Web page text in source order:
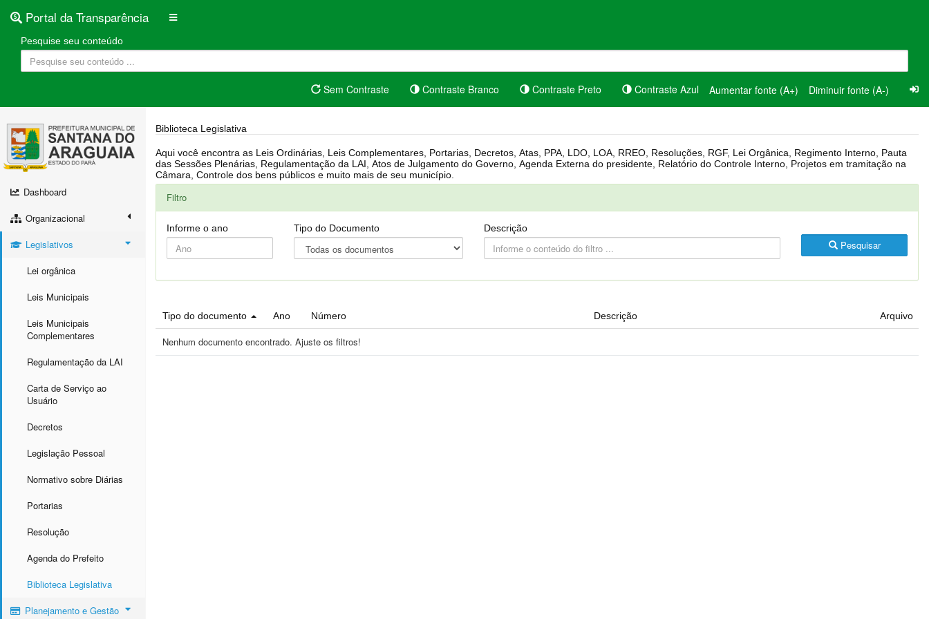
Portal da Transparência
Pesquise seu conteúdo
Sem Contraste Contraste Branco Contraste Preto Contraste Azul Aumentar fonte (A+) Diminuir fonte (A-)
Dashboard
Organizacional
Legislativos
Lei orgânica
Leis Municipais
Leis Municipais
Complementares
Regulamentação da LAI
Carta de Serviço ao
Usuário
Decretos
Legislação Pessoal
Normativo sobre Diárias
Portarias
Resolução
Agenda do Prefeito
Biblioteca Legislativa
Planejamento e Gestão
Biblioteca Legislativa
Aqui você encontra as Leis Ordinárias, Leis Complementares, Portarias, Decretos, Atas, PPA, LDO, LOA, RREO, Resoluções, RGF, Lei Orgânica, Regimento Interno, Pauta
das Sessões Plenárias, Regulamentação da LAI, Atos de Julgamento do Governo, Agenda Externa do presidente, Relatório do Controle Interno, Projetos em tramitação na
Câmara, Controle dos bens públicos e muito mais de seu município.
Filtro
Informe o ano Tipo do Documento Descrição
Pesquisar
Tipo do documento Ano Número Descrição Arquivo
Nenhum documento encontrado. Ajuste os filtros!